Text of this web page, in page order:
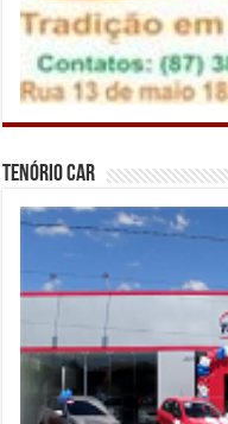
Tenório Car